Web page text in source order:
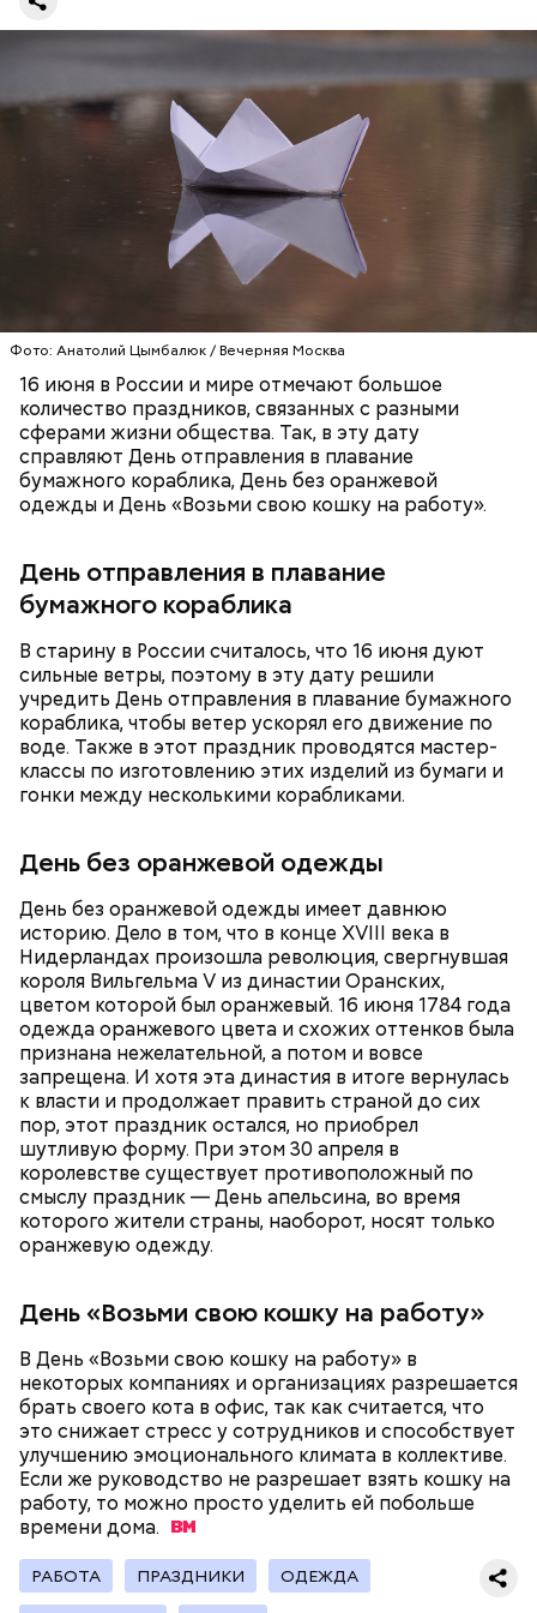
Фото: Анатолий Цымбалюк / Вечерняя Москва
16 июня в России и мире отмечают большое
количество праздников, связанных с разными
сферами жизни общества. Так, в эту дату
справляют День отправления в плавание
бумажного кораблика, День без оранжевой
одежды и День «Возьми свою кошку на работу».
День отправления в плавание
бумажного кораблика
В старину в России считалось, что 16 июня дуют
сильные ветры, поэтому в эту дату решили
учредить День отправления в плавание бумажного
кораблика, чтобы ветер ускорял его движение по
воде. Также в этот праздник проводятся мастер-
классы по изготовлению этих изделий из бумаги и
гонки между несколькими корабликами.
День без оранжевой одежды
День без оранжевой одежды имеет давнюю
историю. Дело в том, что в конце XVIII века в
Нидерландах произошла революция, свергнувшая
короля Вильгельма V из династии Оранских,
цветом которой был оранжевый. 16 июня 1784 года
одежда оранжевого цвета и схожих оттенков была
признана нежелательной, а потом и вовсе
запрещена. И хотя эта династия в итоге вернулась
к власти и продолжает править страной до сих
пор, этот праздник остался, но приобрел
шутливую форму. При этом 30 апреля в
королевстве существует противоположный по
смыслу праздник — День апельсина, во время
которого жители страны, наоборот, носят только
оранжевую одежду.
День «Возьми свою кошку на работу»
В День «Возьми свою кошку на работу» в
некоторых компаниях и организациях разрешается
брать своего кота в офис, так как считается, что
это снижает стресс у сотрудников и способствует
улучшению эмоционального климата в коллективе.
Если же руководство не разрешает взять кошку на
работу, то можно просто уделить ей побольше
временидома.
РАБОТА ПРАЗДНИКИ ОДЕЖДА
— Кабачки, порезанные кубиками, нужно легко
обжарить на сковороде. К ним добавляются зелень
петрушки, чеснок, соль и оливковое масло.
Получается очень вкусно, — поделился рецептом
Копылов.
Спагетти из кабачков
Ингредиенты:
брынза;
растительное масло;
помидоры черри либо грунтовые.
— В дыне содержится много сахара, который
представлен фруктозой. С одной стороны — это
хорошо, потому что дает энергию. Но важно
помнить, что сладкими дынями не нужно сильно
сахарным диабетом и лишним весом, —
подчеркнула доктор.
Терапевт Кондрахин назвал
выводят токсины из организма
беременным, кормящим женщинам;
людям с ослабленной иммунной системой;
пожилым;
детям.
рака: чем полезен кресс-салат